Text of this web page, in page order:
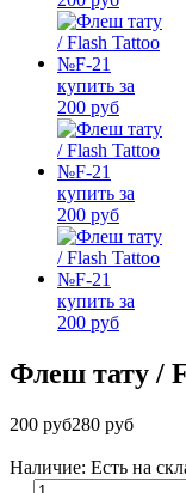
Флеш тату /
200 руб280 руб
Наличие: Есть на